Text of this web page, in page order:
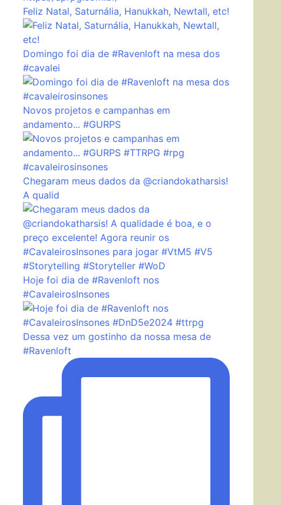
Feliz Natal, Saturnália, Hanukkah, Newtall, etc!
Domingo foi dia de #Ravenloft na mesa dos
#cavalei
Novos projetos e campanhas em
andamento... #GURPS
Chegaram meus dados da @criandokatharsis!
A qualid
Hoje foi dia de #Ravenloft nos
#CavaleirosInsones
Dessa vez um gostinho da nossa mesa de
#Ravenloft